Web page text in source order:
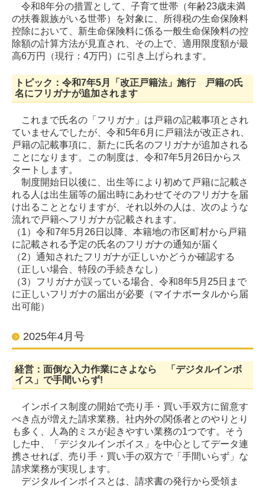
令和8年分の措置として、子育て世帯（年齢23歳未満
の扶養親族がいる世帯）を対象に、所得税の生命保険料
控除において、新生命保険料に係る一般生命保険料の控
除額の計算方法が見直され、その上で、適用限度額が最
高6万円（現行：4万円）に引き上げられます。
トピック：令和7年5月「改正戸籍法」施行 戸籍の氏
名にフリガナが追加されます
これまで氏名の「フリガナ」は戸籍の記載事項とされ
ていませんでしたが、令和5年6月に戸籍法が改正され、
戸籍の記載事項に、新たに氏名のフリガナが追加される
ことになります。この制度は、令和7年5月26日からス
タートします。
制度開始日以後に、出生等により初めて戸籍に記載さ
れる人は出生届等の届出時にあわせてそのフリガナを届
け出ることとなりますが、それ以外の人は、次のような
流れで戸籍へフリガナが記載されます。
（1）令和7年5月26日以降、本籍地の市区町村から戸籍
に記載される予定の氏名のフリガナの通知が届く
（2）通知されたフリガナが正しいかどうか確認する
（正しい場合、特段の手続きなし）
（3）フリガナが誤っている場合、令和8年5月25日まで
に正しいフリガナの届出が必要（マイナポータルから届
出可能）
2025年4月号
経営：面倒な入力作業にさよなら 「デジタルインボ
イス」で手間いらず!
インボイス制度の開始で売り手・買い手双方に留意す
べき点が増えた請求業務。社内外の関係者とのやりとり
も多く、人為的ミスが起きやすい業務の1つです。そう
した中、「デジタルインボイス」を中心としてデータ連
携させれば、売り手・買い手の双方で「手間いらず」な
請求業務が実現します。
デジタルインボイスとは、請求書の発行から受領ま